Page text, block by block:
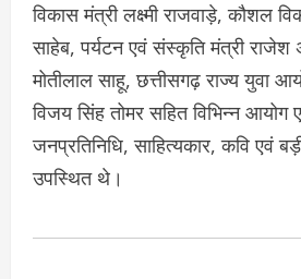
विकास मंत्री लक्ष्मी राजवाड़े, कौशल
साहेब, पर्यटन एवं संस्कृति मंत्री राजेश
मोतीलाल साहू, छत्तीसगढ़ राज्य युवा
विजय सिंह तोमर सहित विभिन्न
जनप्रतिनिधि, साहित्यकार, कवि एवं
उपस्थित थे।